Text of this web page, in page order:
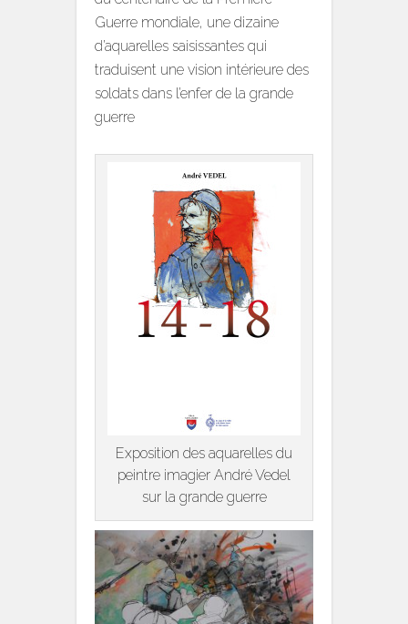
Guerre mondiale, une dizaine
d’aquarelles saisissantes qui
traduisent une vision intérieure des
soldats dans l’enfer de la grande
guerre
Exposition des aquarelles du
peintre imagier André Vedel
sur la grande guerre